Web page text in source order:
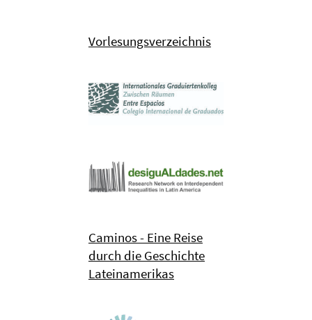
Vorlesungsverzeichnis
Caminos - Eine Reise
durch die Geschichte
Lateinamerikas